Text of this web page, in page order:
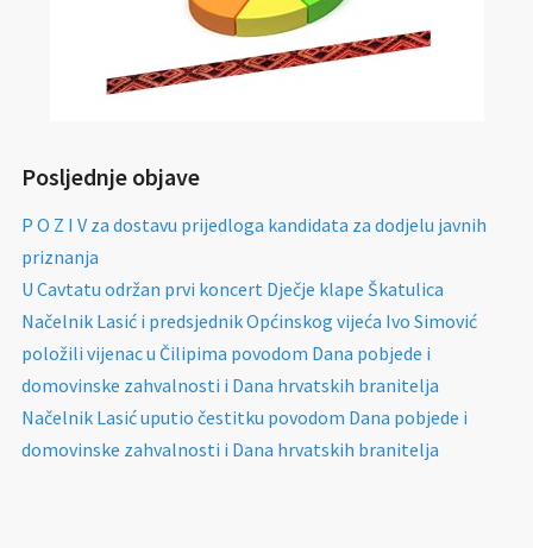
Posljednje objave
P O Z I V za dostavu prijedloga kandidata za dodjelu javnih
priznanja
U Cavtatu održan prvi koncert Dječje klape Škatulica
Načelnik Lasić i predsjednik Općinskog vijeća Ivo Simović
položili vijenac u Čilipima povodom Dana pobjede i
domovinske zahvalnosti i Dana hrvatskih branitelja
Načelnik Lasić uputio čestitku povodom Dana pobjede i
domovinske zahvalnosti i Dana hrvatskih branitelja